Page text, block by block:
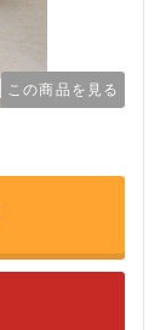
この商品を見る